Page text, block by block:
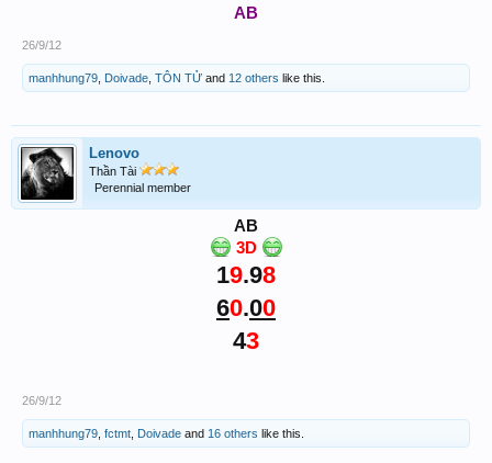
AB
26/9/12
manhhung79 Doivade TÔN TỬ and 12 others like this.
Lenovo
Thần Tài
Perennial member
AB
3D
19.98
60.00
43
26/9/12
manhhung79 fctmt Doivade and 16 others like this.